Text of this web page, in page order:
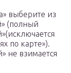
выберите из
(полный
по карте»).
не взимается